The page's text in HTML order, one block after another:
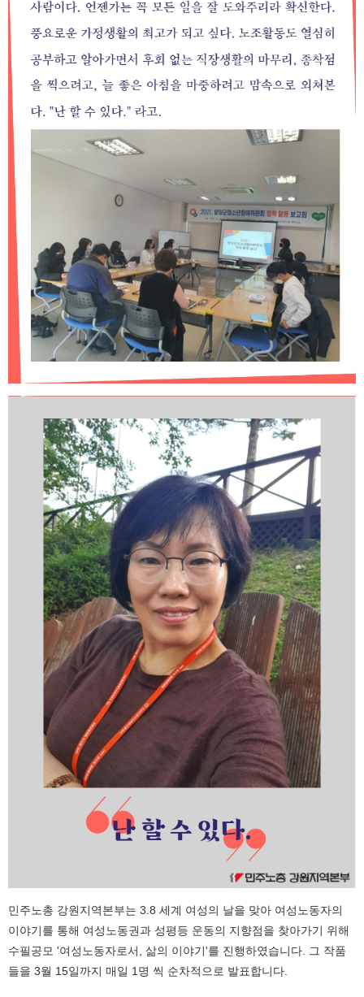
민주노총 강원지역본부는 3.8 세계 여성의 날을 맞아 여성노동자의
이야기를 통해 여성노동권과 성평등 운동의 지향점을 찾아가기 위해
수필공모 '여성노동자로서, 삶의 이야기'를 진행하였습니다. 그 작품
들을 3월 15일까지 매일 1명 씩 순차적으로 발표합니다.